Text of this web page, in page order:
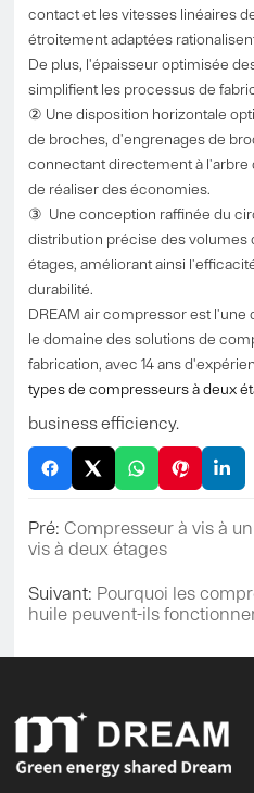
contact et les vitesses linéaires
étroitement adaptées
De plus, l'épaisseur optimisée
simplifient les processus de
② Une disposition horizontale
de broches, d'engrenages de
connectant directement à
de réaliser des économies.
③ Une conception raffinée du
distribution précise des volumes
étages, améliorant ainsi
durabilité.
DREAM air compressor est
le domaine des solutions de
fabrication, avec 14 ans
types de compresseurs à deux
business efficiency.
Pré: Compresseur à vis à
vis à deux étages
Suivant: Pourquoi les
huile peuvent-ils